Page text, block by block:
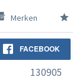
Merken
FACEBOOK
130905